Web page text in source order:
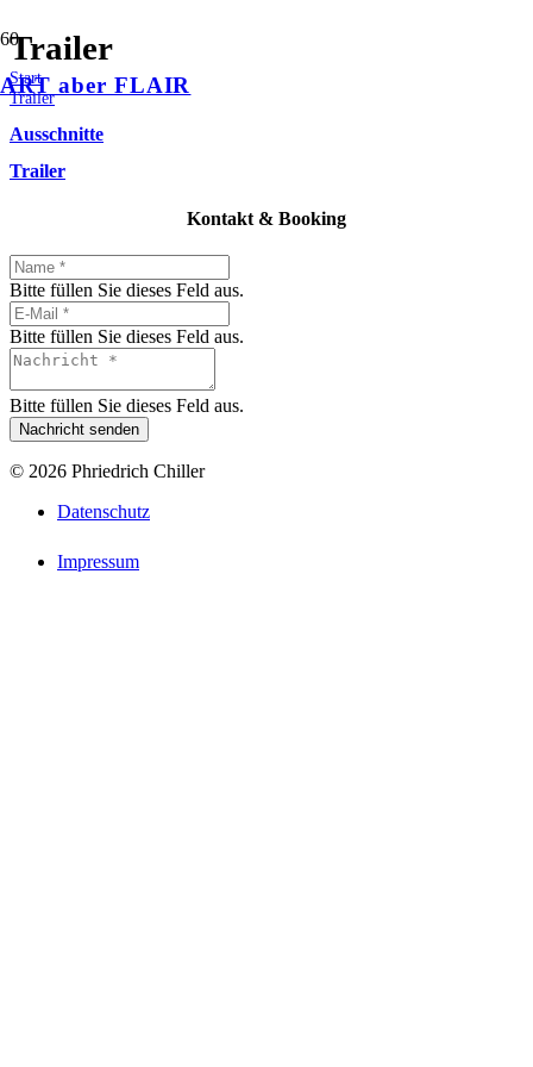
ART aber FLAIR
Trailer
Start
Trailer
Ausschnitte
Trailer
Kontakt & Booking
Bitte füllen Sie dieses Feld aus.
Bitte füllen Sie dieses Feld aus.
Bitte füllen Sie dieses Feld aus.
Nachricht senden
© 2026 Phriedrich Chiller
Datenschutz
Impressum